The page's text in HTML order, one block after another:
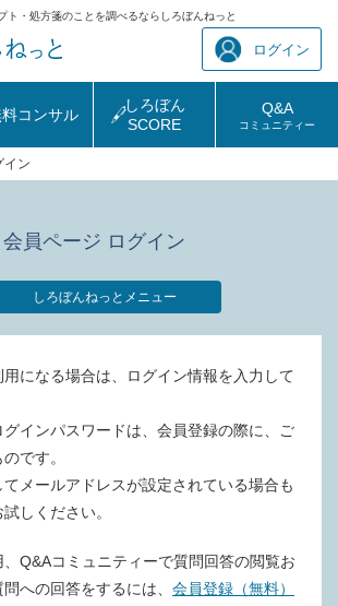
ト・処方箋のことを調べるならしろぼんねっと
ログイン
コンサル
しろぼん
SCORE
Q&A
コミュニティー
イン
会員ページ ログイン
しろぼんねっとメニュー
になる場合は、ログイン情報を入力して
インパスワードは、会員登録の際に、ご
です。
メールアドレスが設定されている場合も
しください。
Q&Aコミュニティーで質問回答の閲覧お
への回答をするには、 会員登録（無料）